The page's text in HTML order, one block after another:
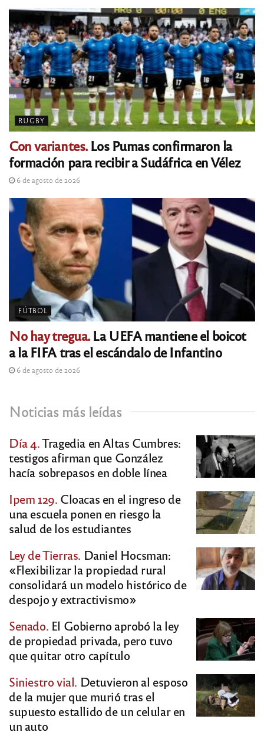
RUGBY
Con variantes.Los Pumas confirmaron la
formación para recibir a Sudáfrica en Vélez
6 de agosto de 2026
FÚTBOL
No hay tregua.La UEFA mantiene el boicot
a la FIFA tras el escándalo de Infantino
6 de agosto de 2026
Noticias más leídas
Día 4.Tragedia en Altas Cumbres:
testigos afirman que González
hacía sobrepasos en doble línea
Ipem 129. Cloacas en el ingreso de
una escuela ponen en riesgo la
salud de los estudiantes
Ley de Tierras. Daniel Hocsman:
«Flexibilizar la propiedad rural
consolidará un modelo histórico de
despojo y extractivismo»
Senado. El Gobierno aprobó la ley
de propiedad privada, pero tuvo
que quitar otro capítulo
Siniestro vial. Detuvieron al esposo
de la mujer que murió tras el
supuesto estallido de un celular en
un auto